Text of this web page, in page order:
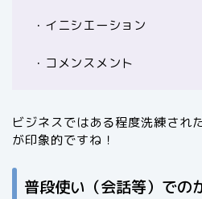
・イニシエーション
・コメンスメント
ビジネスではある程度洗練され
が印象的ですね！
普段使い（会話等）での